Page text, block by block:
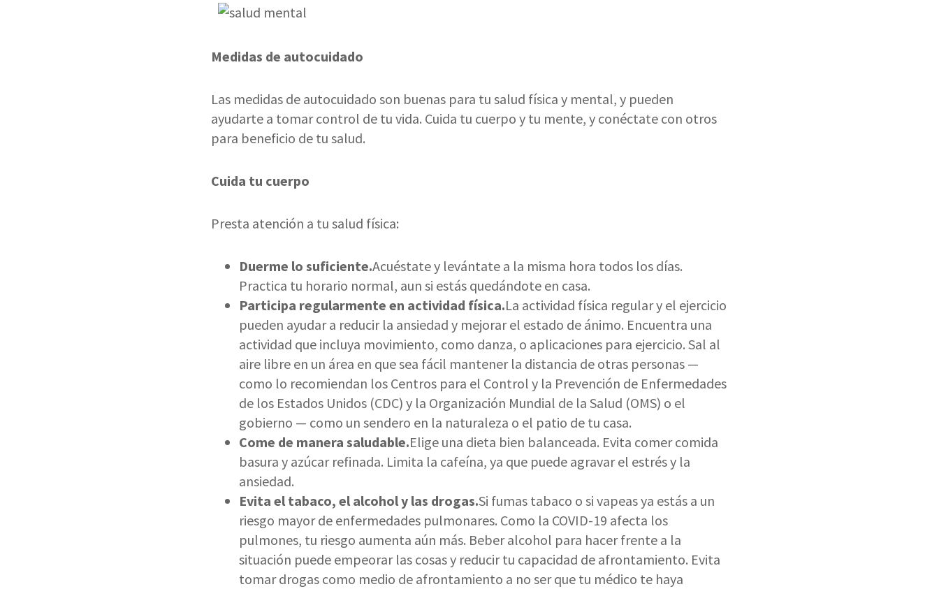
Medidas de autocuidado
Las medidas de autocuidado son buenas para tu salud física y mental, y pueden
ayudarte a tomar control de tu vida. Cuida tu cuerpo y tu mente, y conéctate con otros
para beneficio de tu salud.
Cuida tu cuerpo
Presta atención a tu salud física:
Duerme lo suficiente.Acuéstate y levántate a la misma hora todos los días.
Practica tu horario normal, aun si estás quedándote en casa.
Participa regularmente en actividad física.La actividad física regular y el ejercicio
pueden ayudar a reducir la ansiedad y mejorar el estado de ánimo. Encuentra una
actividad que incluya movimiento, como danza, o aplicaciones para ejercicio. Sal al
aire libre en un área en que sea fácil mantener la distancia de otras personas —
como lo recomiendan los Centros para el Control y la Prevención de Enfermedades
de los Estados Unidos (CDC) y la Organización Mundial de la Salud (OMS) o el
gobierno — como un sendero en la naturaleza o el patio de tu casa.
Come de manera saludable.Elige una dieta bien balanceada. Evita comer comida
basura y azúcar refinada. Limita la cafeína, ya que puede agravar el estrés y la
ansiedad.
Evita el tabaco, el alcohol y las drogas.Si fumas tabaco o si vapeas ya estás a un
riesgo mayor de enfermedades pulmonares. Como la COVID-19 afecta los
pulmones, tu riesgo aumenta aún más. Beber alcohol para hacer frente a la
situación puede empeorar las cosas y reducir tu capacidad de afrontamiento. Evita
tomar drogas como medio de afrontamiento a no ser que tu médico te haya